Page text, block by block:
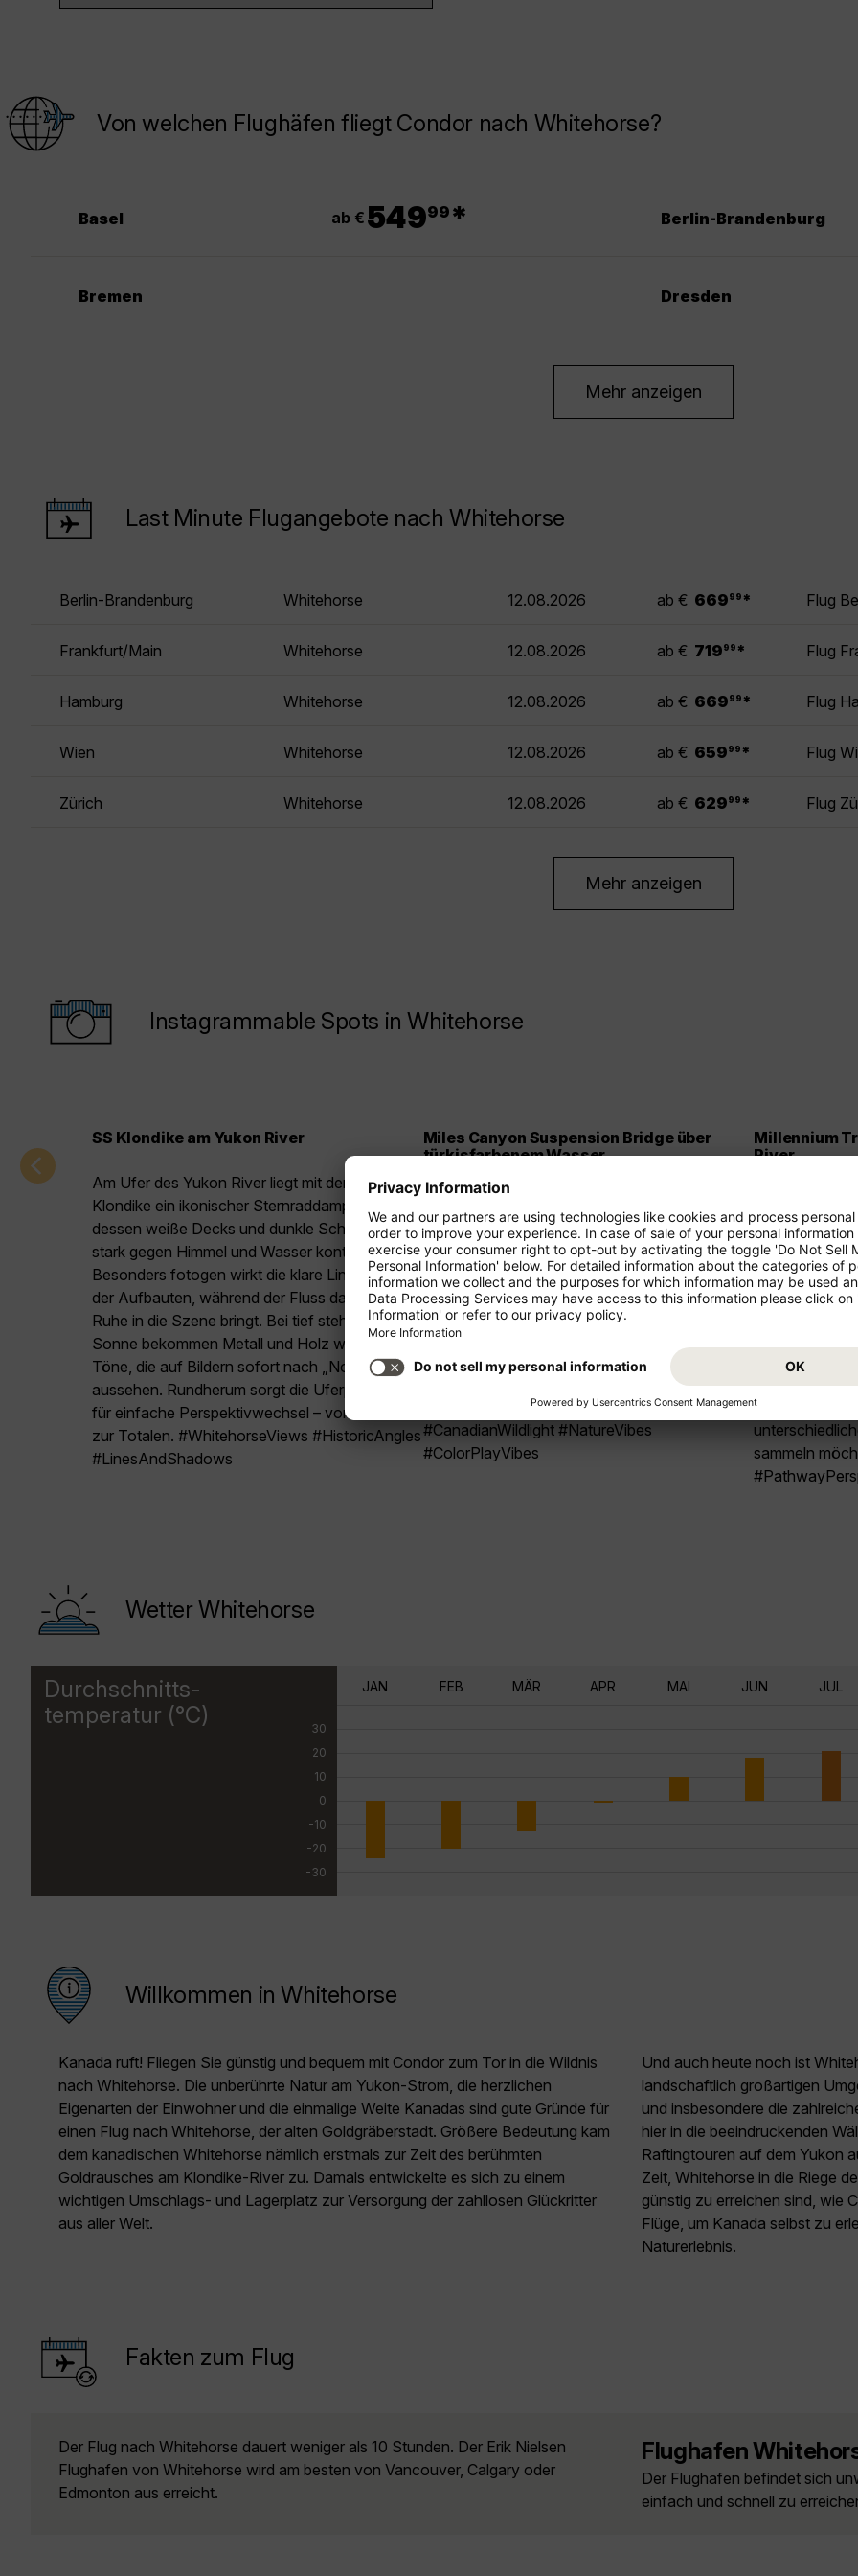
Von welchen Flughäfen fliegt Condor nach Whitehorse?
Basel ab € 54999 * Berlin-Brandenburg
Bremen Dresden
Mehr anzeigen
Last Minute Flugangebote nach Whitehorse
Berlin-Brandenburg Whitehorse 12.08.2026 ab € 669 99 * Flug
Frankfurt/Main Whitehorse 12.08.2026 ab € 719 99 * Flug
Hamburg Whitehorse 12.08.2026 ab € 669 99 * Flug
Wien Whitehorse 12.08.2026 ab € 659 99 * Flug
Zürich Whitehorse 12.08.2026 ab € 629 99 * Flug
Mehr anzeigen
Instagrammable Spots in Whitehorse
SS Klondike am Yukon River
Am Ufer des Yukon River liegt mit der SS
Klondike ein ikonischer Sternraddampfer,
dessen weiße Decks und dunkle Schornsteine
stark gegen Himmel und Wasser kontrastieren.
Besonders fotogen wirkt die klare Linienführung
der Aufbauten, während der Fluss dahinter
Ruhe in die Szene bringt. Bei tief stehender
Sonne bekommen Metall und Holz warme
Töne, die auf Bildern sofort nach „Norden“
aussehen. Rundherum sorgt die Uferpromenade
für einfache Perspektivwechsel – vom Detail bis
zur Totalen. #WhitehorseViews #HistoricAngles
#LinesAndShadows
Miles Canyon Suspension Bridge über
türkisfarbenem Wasser
Die Hängebrücke spannt sich über einen
schmalen Canyon, in dem der Yukon in
auffallend türkisgrünen Strudeln vorbeizieht.
Von der Brücke aus wirkt das Wasser wie ein
bewegtes Farbfeld, eingerahmt von dunklen
Felsen und Nadelwald. Die Szene lebt vom
Kontrast aus filigranen Seilen, rauer Natur und
der dynamischen Strömung darunter. Wer früh
unterwegs ist, erlebt oft eine stille Stimmung,
bevor mehr Besucher:innen kommen.
#CanadianWildlight #NatureVibes
#ColorPlayVibes
Millennium
River
Der
liefert eine
Wasser,
Whitehorse.
Passagen, an
ins Bild läuft
wechseln
schattigen,
wenn Sie eine
sammeln
Wetter Whitehorse
Durchschnitts-
temperatur (°C)
30
20
10
0
-10
-20
-30
JAN FEB MÄR APR MAI JUN JUL
Willkommen in Whitehorse
Kanada ruft! Fliegen Sie günstig und bequem mit Condor zum Tor in die Wildnis
nach Whitehorse. Die unberührte Natur am Yukon-Strom, die herzlichen
Eigenarten der Einwohner und die einmalige Weite Kanadas sind gute Gründe für
einen Flug nach Whitehorse, der alten Goldgräberstadt. Größere Bedeutung kam
dem kanadischen Whitehorse nämlich erstmals zur Zeit des berühmten
Goldrausches am Klondike-River zu. Damals entwickelte es sich zu einem
wichtigen Umschlags- und Lagerplatz zur Versorgung der zahllosen Glückritter
aus aller Welt.
Und auch heute noch ist
landschaftlich großartigen
und insbesondere die
hier in die beeindruckenden
Raftingtouren auf dem Yukon
Zeit, Whitehorse in die Riege
günstig zu erreichen sind, wie
Flüge, um Kanada selbst zu
Naturerlebnis.
Fakten zum Flug
Der Flug nach Whitehorse dauert weniger als 10 Stunden. Der Erik Nielsen
Flughafen von Whitehorse wird am besten von Vancouver, Calgary oder
Edmonton aus erreicht.
Flughafen
Der Flughafen befindet sich
einfach und schnell zu